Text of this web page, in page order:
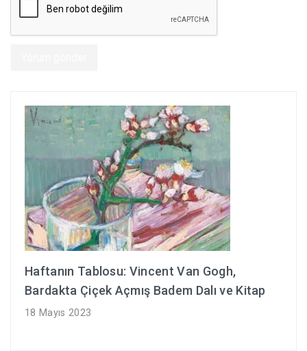
Haftanın Tablosu: Vincent Van Gogh,
Bardakta Çiçek Açmış Badem Dalı ve Kitap
18 Mayıs 2023